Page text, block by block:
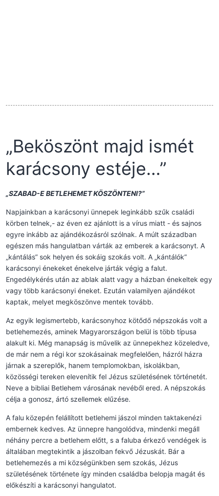
„Beköszönt majd ismét
karácsony estéje…”
„SZABAD-E BETLEHEMET KÖSZÖNTENI?”
Napjainkban a karácsonyi ünnepek leginkább szűk családi
körben telnek,- az éven ez ajánlott is a vírus miatt - és sajnos
egyre inkább az ajándékozásról szólnak. A múlt században
egészen más hangulatban várták az emberek a karácsonyt. A
„kántálás” sok helyen és sokáig szokás volt. A „kántálók”
karácsonyi énekeket énekelve járták végig a falut.
Engedélykérés után az ablak alatt vagy a házban énekeltek egy
vagy több karácsonyi éneket. Ezután valamilyen ajándékot
kaptak, melyet megköszönve mentek tovább.
Az egyik legismertebb, karácsonyhoz kötődő népszokás volt a
betlehemezés, aminek Magyarországon belül is több típusa
alakult ki. Még manapság is művelik az ünnepekhez közeledve,
de már nem a régi kor szokásainak megfelelően, házról házra
járnak a szereplők, hanem templomokban, iskolákban,
közösségi tereken elevenítik fel Jézus születésének történetét.
Neve a bibliai Betlehem városának nevéből ered. A népszokás
célja a gonosz, ártó szellemek elűzése.
A falu közepén felállított betlehemi jászol minden taktakenézi
embernek kedves. Az ünnepre hangolódva, mindenki megáll
néhány percre a betlehem előtt, s a faluba érkező vendégek is
általában megtekintik a jászolban fekvő Jézuskát. Bár a
betlehemezés a mi községünkben sem szokás, Jézus
születésének története így minden családba belopja magát és
előkészíti a karácsonyi hangulatot.